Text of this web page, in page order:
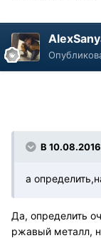
В
а
Да, определить
ржавый металл,